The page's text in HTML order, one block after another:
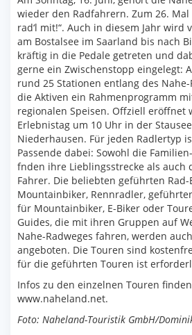
wieder den Radfahrern. Zum 26. Mal
rad‘l mit!“. Auch in diesem Jahr wird
am Bostalsee im Saarland bis nach
kräftig in die Pedale getreten und
gerne ein Zwischenstopp eingelegt:
rund 25 Stationen entlang des
die Aktiven ein Rahmenprogramm
regionalen Speisen. Offziell eröffnet
Erlebnistag um 10 Uhr in der
Niederhausen. Für jeden Radlertyp
Passende dabei: Sowohl die
fnden ihre Lieblingsstrecke als auch
Fahrer. Die beliebten geführten
Mountainbiker, Rennradler,
für Mountainbiker, E-Biker oder
Guides, die mit ihren Gruppen auf
Nahe-Radweges fahren, werden
angeboten. Die Touren sind
für die geführten Touren ist
Infos zu den einzelnen Touren
www.naheland.net.
Foto: Naheland-Touristik GmbH/